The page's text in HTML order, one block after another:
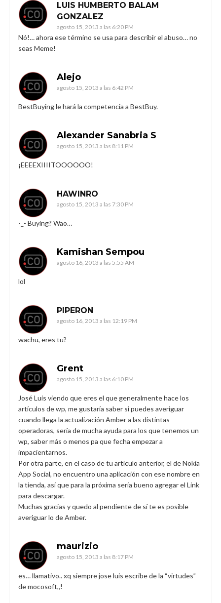
LUIS HUMBERTO BALAM
GONZALEZ
agosto 15, 2013 a las 6:20 PM
Nó!… ahora ese término se usa para describir el abuso… no
seas Meme!
Alejo
agosto 15, 2013 a las 6:42 PM
BestBuying le hará la competencia a BestBuy.
Alexander Sanabria S
agosto 15, 2013 a las 8:11 PM
¡EEEEXIIIITOOOOOO!
HAWINRO
agosto 15, 2013 a las 7:30 PM
-_- Buying? Wao…
Kamishan Sempou
agosto 16, 2013 a las 5:55 AM
lol
PIPERON
agosto 16, 2013 a las 12:19 PM
wachu, eres tu?
Grent
agosto 15, 2013 a las 6:10 PM
José Luis viendo que eres el que generalmente hace los
artículos de wp, me gustaría saber si puedes averiguar
cuando llega la actualización Amber a las distintas
operadoras, sería de mucha ayuda para los que tenemos un
wp, saber más o menos pa que fecha empezar a
impacientarnos.
Por otra parte, en el caso de tu artículo anterior, el de Nokia
App Social, no encuentro una aplicación con ese nombre en
la tienda, así que para la próxima sería bueno agregar el Link
para descargar.
Muchas gracias y quedo al pendiente de sí te es posible
averiguar lo de Amber.
maurizio
agosto 15, 2013 a las 8:17 PM
es… llamativo.. xq siempre jose luis escribe de la “virtudes”
de mocosoft,,!